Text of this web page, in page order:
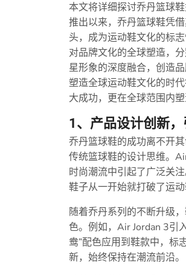
本文将详细探讨乔丹篮球
推出以来，乔丹篮球鞋凭
头，成为运动鞋文化的标
对品牌文化的全球塑造，
星形象的深度融合，创造
塑造全球运动鞋文化的时
大成功，更在全球范围内
1、产品设计创新
乔丹篮球鞋的成功离不开
传统篮球鞋的设计思维。
时尚潮流中引起了广泛关
鞋子从一开始就打破了运
随着乔丹系列的不断升级
色。例如，Air Jordan 3引
鸯”配色应用到鞋款中，标
新，始终保持在潮流前沿。